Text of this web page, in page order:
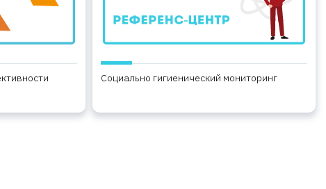
Социально гигиенический мониторинг